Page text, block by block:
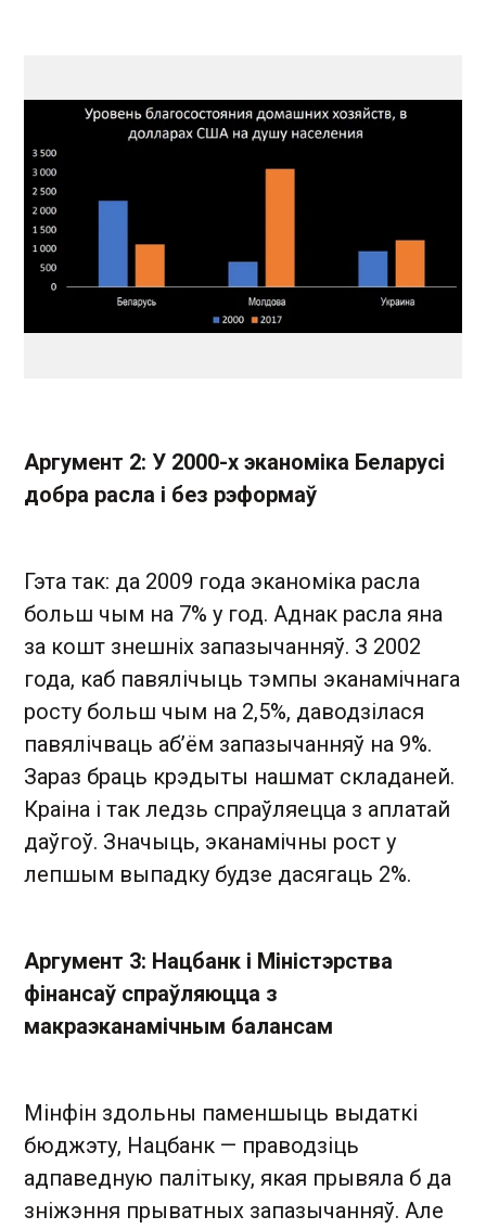
Аргумент 2: У 2000-х эканоміка Беларусі
добра расла і без рэформаў
Гэта так: да 2009 года эканоміка расла
больш чым на 7% у год. Аднак расла яна
за кошт знешніх запазычанняў. З 2002
года, каб павялічыць тэмпы эканамічнага
росту больш чым на 2,5%, даводзілася
павялічваць аб’ём запазычанняў на 9%.
Зараз браць крэдыты нашмат складаней.
Краіна і так ледзь спраўляецца з аплатай
даўгоў. Значыць, эканамічны рост у
лепшым выпадку будзе дасягаць 2%.
Аргумент 3: Нацбанк і Міністэрства
фінансаў спраўляюцца з
макраэканамічным балансам
Мінфін здольны паменшыць выдаткі
бюджэту, Нацбанк — праводзіць
адпаведную палітыку, якая прывяла б да
зніжэння прыватных запазычанняў. Але